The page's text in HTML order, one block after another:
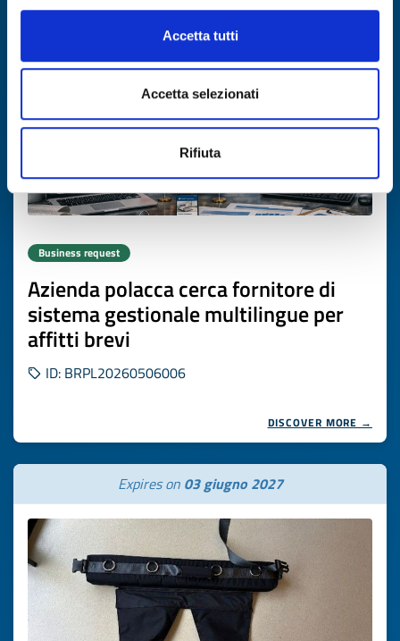
Accetta tutti
Accetta selezionati
Rifiuta
Business request
Azienda polacca cerca fornitore di
sistema gestionale multilingue per
affitti brevi
ID: BRPL20260506006
DISCOVER MORE →
Expires on 03 giugno 2027